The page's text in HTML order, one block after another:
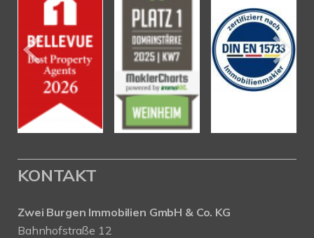
KONTAKT
Zwei Burgen Immobilien GmbH & Co. KG
Bahnhofstraße 12